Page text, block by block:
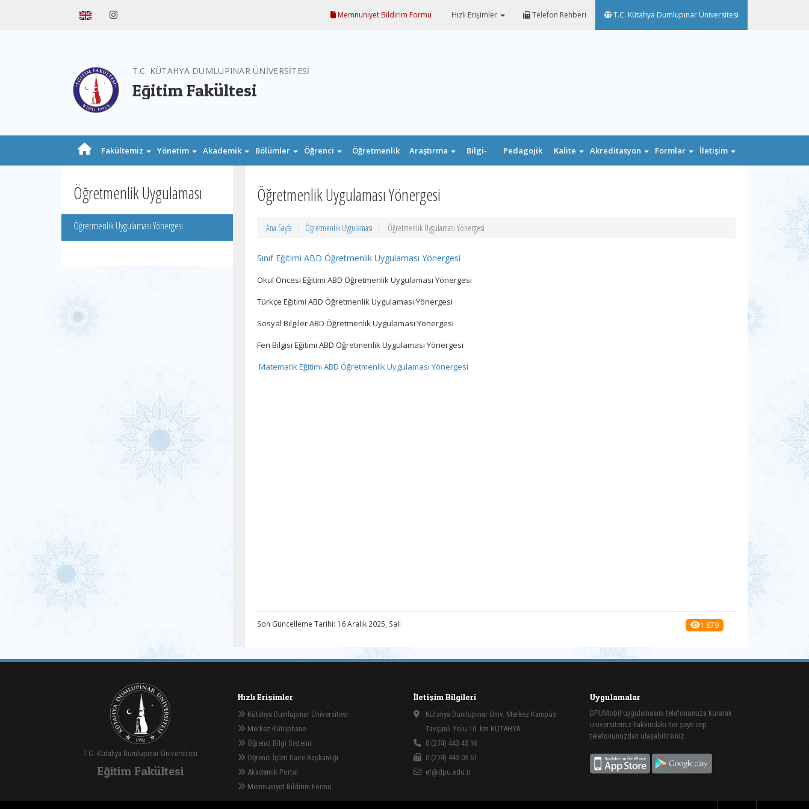
Memnuniyet Bildirim Formu Hızlı Erişimler Telefon Rehberi T.C. Kütahya Dumlupınar Üniversitesi
T.C. KÜTAHYA DUMLUPINAR ÜNİVERSİTESİ
Eğitim Fakültesi
Fakültemiz Yönetim Akademik Bölümler Öğrenci Öğretmenlik Araştırma Bilgi- Pedagojik Kalite Akreditasyon Formlar İletişim
Öğretmenlik Uygulaması
Öğretmenlik Uygulaması Yönergesi
Öğretmenlik Uygulaması Yönergesi
Ana Sayfa Öğretmenlik Uygulaması Öğretmenlik Uygulaması Yönergesi
Sınıf Eğitimi ABD Öğretmenlik Uygulaması Yönergesi
Okul Öncesi Eğitimi ABD Öğretmenlik Uygulaması Yönergesi
Türkçe Eğitimi ABD Öğretmenlik Uygulaması Yönergesi
Sosyal Bilgiler ABD Öğretmenlik Uygulaması Yönergesi
Fen Bilgisi Eğitimi ABD Öğretmenlik Uygulaması Yönergesi
Matematik Eğitimi ABD Öğretmenlik Uygulaması Yönergesi
Son Güncelleme Tarihi: 16 Aralık 2025, Salı 1.879
T.C. Kütahya Dumlupınar Üniversitesi
Eğitim Fakültesi
Hızlı Erişimler
Kütahya Dumlupınar Üniversitesi
Merkez Kütüphane
Öğrenci Bilgi Sistemi
Öğrenci İşleri Daire Başkanlığı
Akademik Portal
Memnuniyet Bildirim Formu
İletişim Bilgileri
Kütahya Dumlupınar Üniv. Merkez Kampüs
Tavşanlı Yolu 10. km KÜTAHYA
0 (274) 443 45 16
0 (274) 443 03 61
ef@dpu.edu.tr
Uygulamalar
DPUMobil uygulamasını telefonunuza kurarak
üniversitemiz hakkındaki her şeye cep
telefonunuzdan ulaşabilirsiniz.